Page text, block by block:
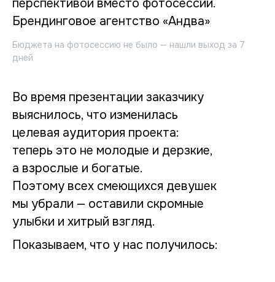
Бюджета на фотосессию не было — нашли выход за 7
дней
Во время презентации заказчику
выяснилось, что изменилась
целевая аудитория проекта:
теперь это не молодые и дерзкие,
а взрослые и богатые.
Поэтому всех смеющихся девушек
мы убрали — оставили скромные
улыбки и хитрый взгляд.
Показываем, что у нас получилось: